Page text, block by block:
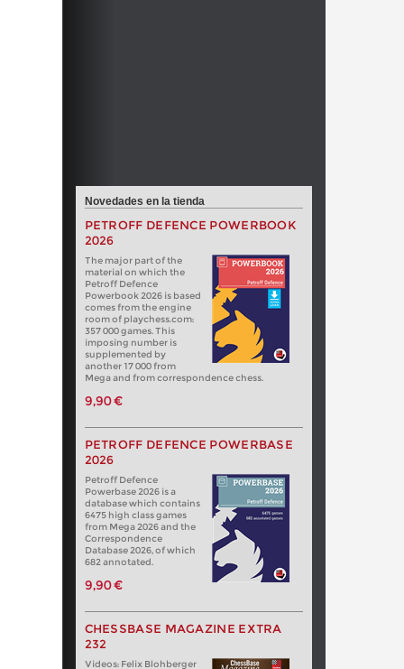
Novedades en la tienda
PETROFF DEFENCE POWERBOOK
2026
The major part of the
material on which the
Petroff Defence
Powerbook 2026 is based
comes from the engine
room of playchess.com:
357 000 games. This
imposing number is
supplemented by
another 17 000 from
Mega and from correspondence chess.
9,90 €
PETROFF DEFENCE POWERBASE
2026
Petroff Defence
Powerbase 2026 is a
database which contains
6475 high class games
from Mega 2026 and the
Correspondence
Database 2026, of which
682 annotated.
9,90 €
CHESSBASE MAGAZINE EXTRA
232
Videos: Felix Blohberger